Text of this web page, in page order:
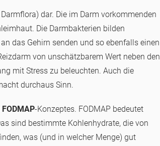
dar. Die im Darm vorkommenden
Die Darmbakterien bilden
das Gehirn senden und so ebenfalls einen
von unschätzbarem Wert neben den
mit Stress zu beleuchten. Auch die
durchaus Sinn.
FODMAP-Konzeptes. FODMAP bedeutet
sind bestimmte Kohlenhydrate, die von
was (und in welcher Menge) gut